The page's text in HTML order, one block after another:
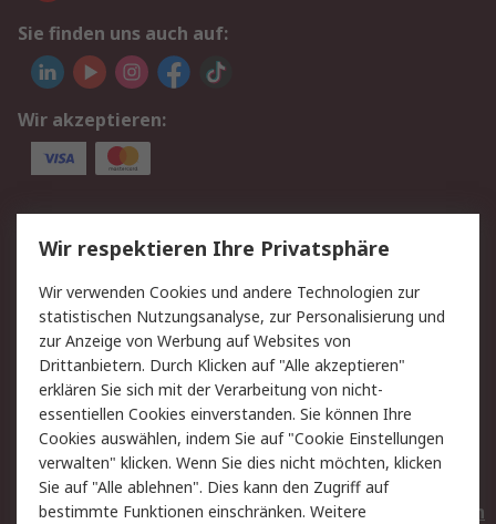
Sie finden uns auch auf:
Wir akzeptieren:
Service
Value Added Services
Lieferlösungen
Rücksendungen
Kontakt
Hilfe
Privatkunden
Rechtliches
AGB
Datenschutz
Cookie-Richtlinie
Zahlungsbedingungen
Copyright/Impressum
Entsorgung
Elektrogeräte/Batterien
Wir respektieren Ihre Privatsphäre
Wir verwenden Cookies und andere Technologien zur
statistischen Nutzungsanalyse, zur Personalisierung und
zur Anzeige von Werbung auf Websites von
Drittanbietern. Durch Klicken auf "Alle akzeptieren"
erklären Sie sich mit der Verarbeitung von nicht-
essentiellen Cookies einverstanden. Sie können Ihre
Cookies auswählen, indem Sie auf "Cookie Einstellungen
verwalten" klicken. Wenn Sie dies nicht möchten, klicken
Sie auf "Alle ablehnen". Dies kann den Zugriff auf
bestimmte Funktionen einschränken. Weitere